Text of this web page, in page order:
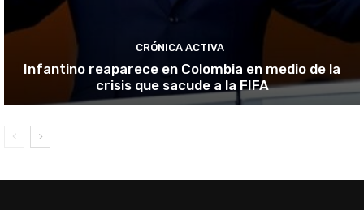
CRÓNICA ACTIVA
Infantino reaparece en Colombia en medio de la
crisis que sacude a la FIFA